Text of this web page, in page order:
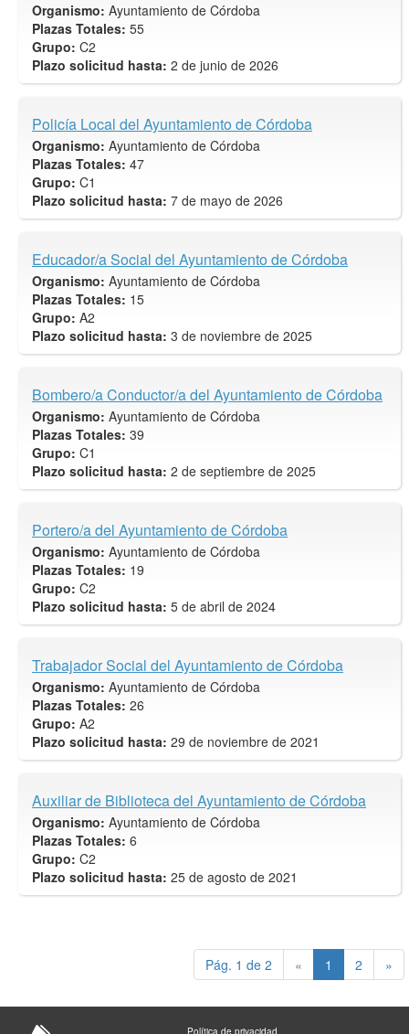
Organismo: Ayuntamiento de Córdoba
Plazas Totales: 55
Grupo: C2
Plazo solicitud hasta: 2 de junio de 2026
Policía Local del Ayuntamiento de Córdoba
Organismo: Ayuntamiento de Córdoba
Plazas Totales: 47
Grupo: C1
Plazo solicitud hasta: 7 de mayo de 2026
Educador/a Social del Ayuntamiento de Córdoba
Organismo: Ayuntamiento de Córdoba
Plazas Totales: 15
Grupo: A2
Plazo solicitud hasta: 3 de noviembre de 2025
Bombero/a Conductor/a del Ayuntamiento de Córdoba
Organismo: Ayuntamiento de Córdoba
Plazas Totales: 39
Grupo: C1
Plazo solicitud hasta: 2 de septiembre de 2025
Portero/a del Ayuntamiento de Córdoba
Organismo: Ayuntamiento de Córdoba
Plazas Totales: 19
Grupo: C2
Plazo solicitud hasta: 5 de abril de 2024
Trabajador Social del Ayuntamiento de Córdoba
Organismo: Ayuntamiento de Córdoba
Plazas Totales: 26
Grupo: A2
Plazo solicitud hasta: 29 de noviembre de 2021
Auxiliar de Biblioteca del Ayuntamiento de Córdoba
Organismo: Ayuntamiento de Córdoba
Plazas Totales: 6
Grupo: C2
Plazo solicitud hasta: 25 de agosto de 2021
Pág. 1 de 2 « 1 2 »
Política de privacidad